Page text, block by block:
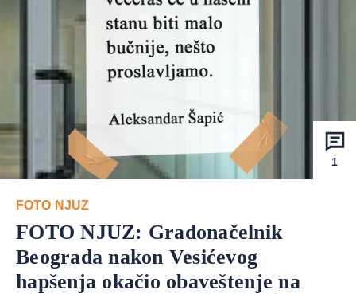
1
FOTO NJUZ
FOTO NJUZ: Gradonačelnik
Beograda nakon Vesićevog
hapšenja okačio obaveštenje na